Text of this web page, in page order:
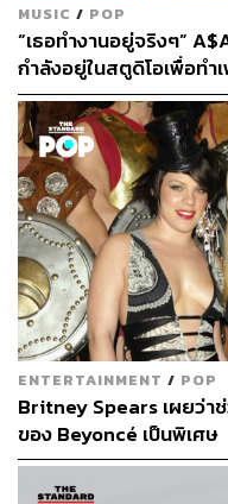
MUSIC / POP
“เธอทำงานอยู่จริงๆ”
กำลังอยู่ในสตูดิโอเพื่อทำ
ENTERTAINMENT / POP
Britney Spears เผยว่า
ของ Beyoncé เป็นพิเศษ